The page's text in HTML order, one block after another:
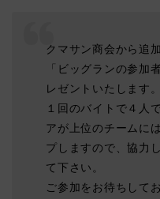
クマサン商会から追
「ビッグランの参加
レゼントいたします。
１回のバイトで４人
アが上位のチームに
プしますので、協力
て下さい。
ご参加をお待ちして